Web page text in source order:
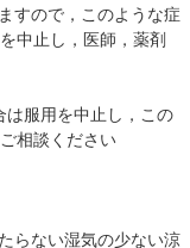
すので，このような症
中止し，医師，薬剤
服用を中止し，この
相談ください
らない湿気の少ない涼